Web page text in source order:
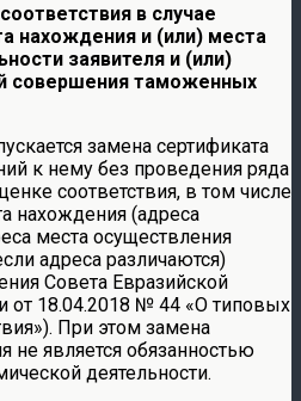
в случае
нахождения и (или) места
заявителя и (или)
совершения таможенных
замена сертификата
к нему без проведения ряда
соответствия, в том числе
нахождения (адреса
места осуществления
адреса различаются)
Совета Евразийской
от 18.04.2018 № 44 «О типовых
При этом замена
не является обязанностью
деятельности.